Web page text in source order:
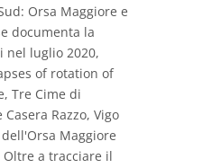
Orsa Maggiore e
documenta la
nel luglio 2020,
of rotation of
Tre Cime di
Razzo, Vigo
Maggiore
a tracciare il